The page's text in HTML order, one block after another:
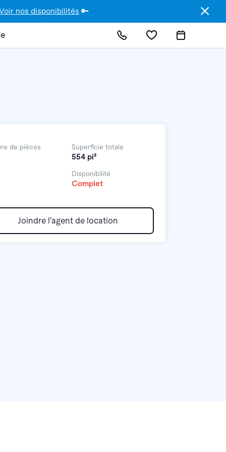
nos disponibilités 🔑
de pièces Superficie totale
554 pi²
Disponibilité
Complet
Joindre l’agent de location